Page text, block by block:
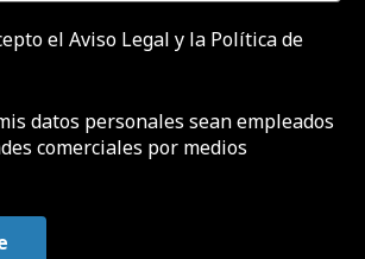
el Aviso Legal y la Política de
datos personales sean empleados
comerciales por medios